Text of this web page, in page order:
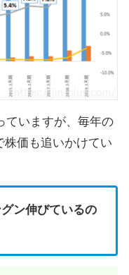
ていますが、毎年の
株価も追いかけてい
ン伸びているの